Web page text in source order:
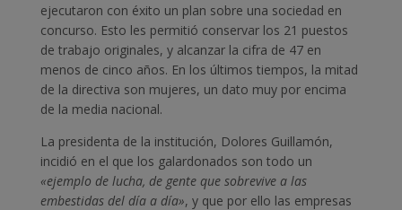
ejecutaron con éxito un plan sobre una sociedad en
concurso. Esto les permitió conservar los 21 puestos
de trabajo originales, y alcanzar la cifra de 47 en
menos de cinco años. En los últimos tiempos, la mitad
de la directiva son mujeres, un dato muy por encima
de la media nacional.
La presidenta de la institución, Dolores Guillamón,
incidió en el que los galardonados son todo un
«ejemplo de lucha, de gente que sobrevive a las
embestidas del día a día», y que por ello las empresas